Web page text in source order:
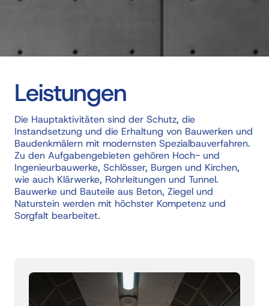
Leistungen
Die Hauptaktivitäten sind der Schutz, die
Instandsetzung und die Erhaltung von Bauwerken und
Baudenkmälern mit modernsten Spezialbauverfahren.
Zu den Aufgabengebieten gehören Hoch- und
Ingenieurbauwerke, Schlösser, Burgen und Kirchen,
wie auch Klärwerke, Rohrleitungen und Tunnel.
Bauwerke und Bauteile aus Beton, Ziegel und
Naturstein werden mit höchster Kompetenz und
Sorgfalt bearbeitet.